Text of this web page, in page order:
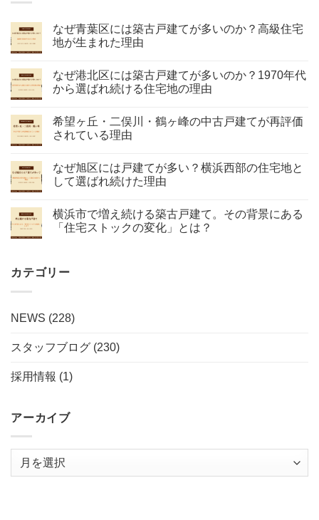
なぜ青葉区には築古戸建てが多いのか？高級住宅
地が生まれた理由
なぜ港北区には築古戸建てが多いのか？1970年代
から選ばれ続ける住宅地の理由
希望ヶ丘・二俣川・鶴ヶ峰の中古戸建てが再評価
されている理由
なぜ旭区には戸建てが多い？横浜西部の住宅地と
して選ばれ続けた理由
横浜市で増え続ける築古戸建て。その背景にある
「住宅ストックの変化」とは？
カテゴリー
NEWS (228)
スタッフブログ (230)
採用情報 (1)
アーカイブ
ー